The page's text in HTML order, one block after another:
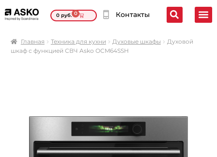
0руб. 0 Контакты
Главная Техника для кухни Духовые шкафы
Духовой
шкаф с функцией СВЧ Asko OCM64SSH